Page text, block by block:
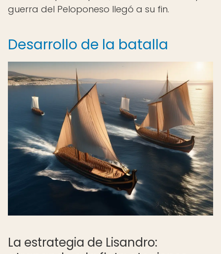
guerra del Peloponeso llegó a su fin.
Desarrollo de la batalla
La estrategia de Lisandro: